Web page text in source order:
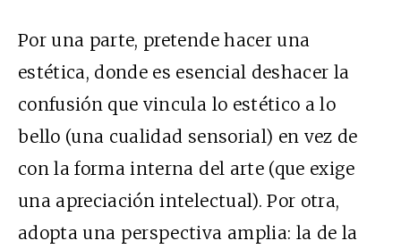
Por una parte, pretende hacer una
estética, donde es esencial deshacer la
confusión que vincula lo estético a lo
bello (una cualidad sensorial) en vez de
con la forma interna del arte (que exige
una apreciación intelectual). Por otra,
adopta una perspectiva amplia: la de la